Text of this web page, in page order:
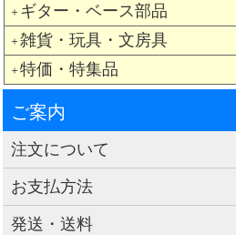
＋ ギター・ベース部品
＋ 雑貨・玩具・文房具
＋ 特価・特集品
ご案内
注文について
お支払方法
発送・送料